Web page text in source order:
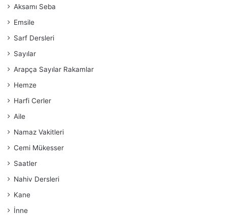
Aksamı Seba
Emsile
Sarf Dersleri
Sayılar
Arapça Sayılar Rakamlar
Hemze
Harfi Cerler
Aile
Namaz Vakitleri
Cemi Mükesser
Saatler
Nahiv Dersleri
Kane
İnne